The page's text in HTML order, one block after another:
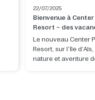
22/07/2025
Bienvenue à
Resort – des
correspondent
Le nouveau Center
Resort, sur l’île
nature et aventure